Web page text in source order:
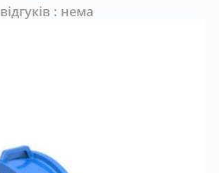
відгуків : нема